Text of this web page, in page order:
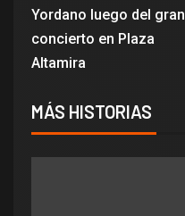
Yordano luego del gran
concierto en Plaza
Altamira
MÁS HISTORIAS